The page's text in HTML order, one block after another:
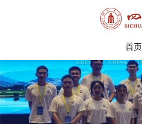
首页